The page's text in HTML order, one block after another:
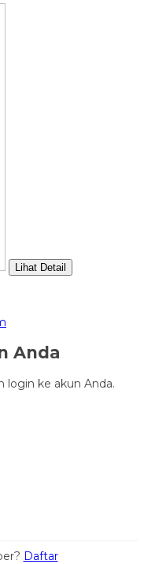
Lihat Detail
Anda
login ke akun Anda.
Daftar